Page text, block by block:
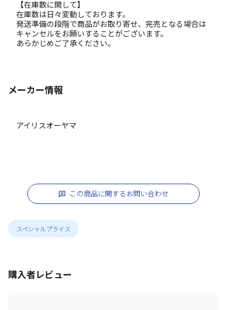
【在庫数に関して】
在庫数は日々変動しております。
発送準備の段階で商品がお取り寄せ、完売となる場合は
キャンセルをお願いすることがございます。
あらかじめご了承ください。
メーカー情報
アイリスオーヤマ
この商品に関するお問い合わせ
スペシャルプライス
購入者レビュー